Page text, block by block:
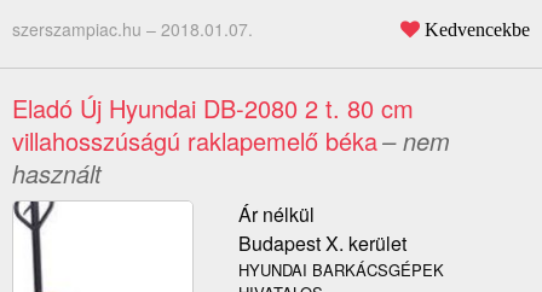
szerszampiac.hu – 2018.01.07. Kedvencekbe
Eladó Új Hyundai DB-2080 2 t. 80 cm
villahosszúságú raklapemelő béka– nem
használt
Ár nélkül
Budapest X. kerület
HYUNDAI BARKÁCSGÉPEK